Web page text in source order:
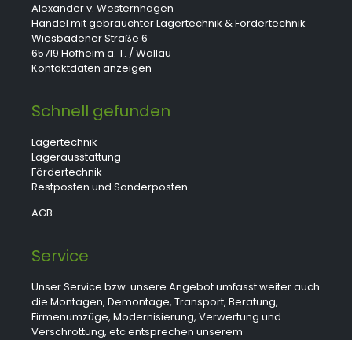
Alexander v. Westernhagen
Handel mit gebrauchter Lagertechnik & Fördertechnik
Wiesbadener Straße 6
65719 Hofheim a. T. / Wallau
Kontaktdaten anzeigen
Schnell gefunden
Lagertechnik
Lagerausstattung
Fördertechnik
Restposten und Sonderposten
AGB
Service
Unser Service bzw. unsere Angebot umfasst weiter auch
die Montagen, Demontage, Transport, Beratung,
Firmenumzüge, Modernisierung, Verwertung und
Verschrottung, etc entsprechen unserem